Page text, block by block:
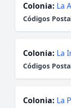
Colonia: La
Códigos
Colonia: La
Códigos
Colonia: La